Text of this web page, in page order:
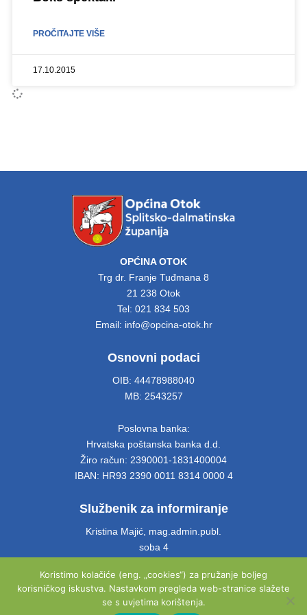
PROČITAJTE VIŠE
17.10.2015
OPĆINA OTOK
Trg dr. Franje Tuđmana 8
21 238 Otok
Tel: 021 834 503
Email: info@opcina-otok.hr
Osnovni podaci
OIB: 44478988040
MB: 2543257
Poslovna banka:
Hrvatska poštanska banka d.d.
Žiro račun: 2390001-1831400004
IBAN: HR93 2390 0011 8314 0000 4
Službenik za informiranje
Kristina Majić, mag.admin.publ.
soba 4
Email: info@opcina-otok.hr
Koristimo kolačiće (eng. „cookies“) za pružanje boljeg
korisničkog iskustva. Nastavkom pregleda web-stranice slažete
se s uvjetima korištenja.